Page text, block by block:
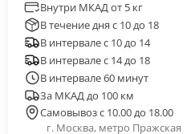
Внутри МКАД от 5 кг
В течение дня с 10 до 18
В интервале с 10 до 14
В интервале с 14 до 18
В интервале 60 минут
За МКАД до 100 км
Самовывоз с 10.00 до 18.00
г. Москва, метро Пражская